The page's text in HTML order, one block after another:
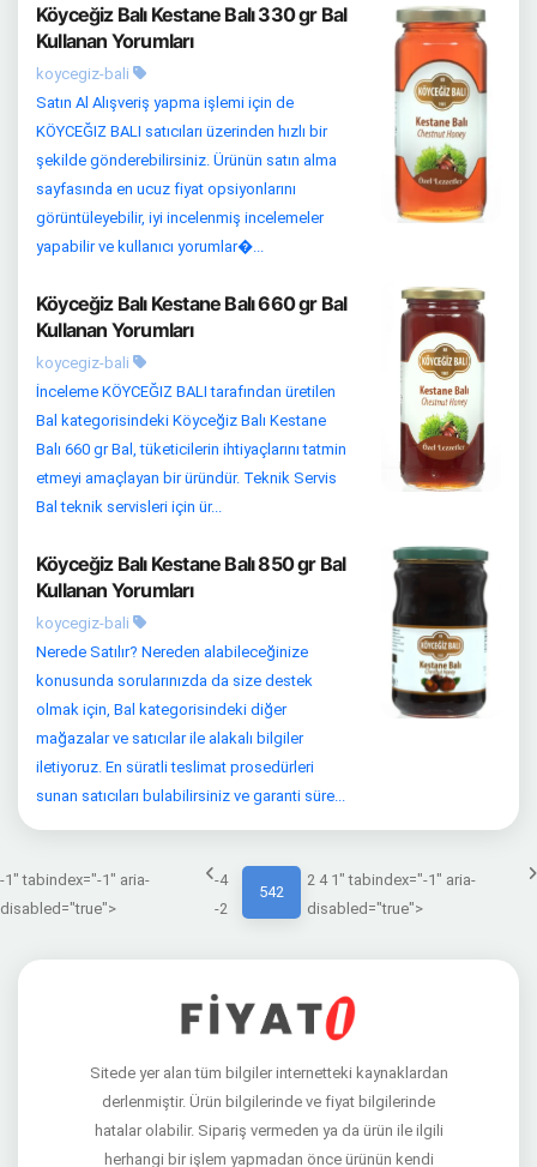
Köyceğiz Balı Kestane Balı 330 gr Bal
Kullanan Yorumları
koycegiz-bali
Satın Al Alışveriş yapma işlemi için de
KÖYCEĞIZ BALI satıcıları üzerinden hızlı bir
şekilde gönderebilirsiniz. Ürünün satın alma
sayfasında en ucuz fiyat opsiyonlarını
görüntüleyebilir, iyi incelenmiş incelemeler
yapabilir ve kullanıcı yorumlar�...
Köyceğiz Balı Kestane Balı 660 gr Bal
Kullanan Yorumları
koycegiz-bali
İnceleme KÖYCEĞIZ BALI tarafından üretilen
Bal kategorisindeki Köyceğiz Balı Kestane
Balı 660 gr Bal, tüketicilerin ihtiyaçlarını tatmin
etmeyi amaçlayan bir üründür. Teknik Servis
Bal teknik servisleri için ür...
Köyceğiz Balı Kestane Balı 850 gr Bal
Kullanan Yorumları
koycegiz-bali
Nerede Satılır? Nereden alabileceğinize
konusunda sorularınızda da size destek
olmak için, Bal kategorisindeki diğer
mağazalar ve satıcılar ile alakalı bilgiler
iletiyoruz. En süratli teslimat prosedürleri
sunan satıcıları bulabilirsiniz ve garanti süre...
-1" tabindex="-1" aria-
disabled="true">
-4
-2
542
2 4 1" tabindex="-1" aria-
disabled="true">
Sitede yer alan tüm bilgiler internetteki kaynaklardan
derlenmiştir. Ürün bilgilerinde ve fiyat bilgilerinde
hatalar olabilir. Sipariş vermeden ya da ürün ile ilgili
herhangi bir işlem yapmadan önce ürünün kendi